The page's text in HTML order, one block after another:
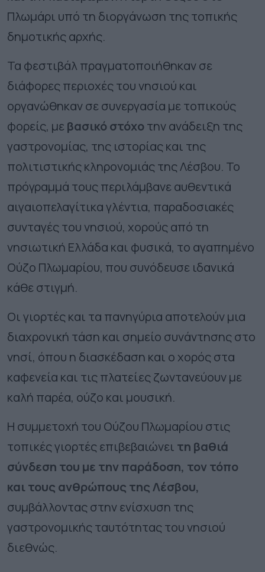
Πλωμάρι υπό τη διοργάνωση της τοπικής
δημοτικής αρχής.
Τα φεστιβάλ πραγματοποιήθηκαν σε
διάφορες περιοχές του νησιού και
οργανώθηκαν σε συνεργασία με τοπικούς
φορείς, μεβασικό στόχοτην ανάδειξη της
γαστρονομίας, της ιστορίας και της
πολιτιστικής κληρονομιάς της Λέσβου. Το
πρόγραμμά τους περιλάμβανε αυθεντικά
αιγαιοπελαγίτικα γλέντια, παραδοσιακές
συνταγές του νησιού, χορούς από τη
νησιωτική Ελλάδα και φυσικά, το αγαπημένο
Ούζο Πλωμαρίου, που συνόδευσε ιδανικά
κάθε στιγμή.
Οι γιορτές και τα πανηγύρια αποτελούν μια
διαχρονική τάση και σημείο συνάντησης στο
νησί, όπου η διασκέδαση και ο χορός στα
καφενεία και τις πλατείες ζωντανεύουν με
καλή παρέα, ούζο και μουσική.
Η συμμετοχή του Ούζου Πλωμαρίου στις
τοπικές γιορτές επιβεβαιώνει τη βαθιά
σύνδεση του με την παράδοση, τον τόπο
και τους ανθρώπους της Λέσβου,
συμβάλλοντας στην ενίσχυση της
γαστρονομικής ταυτότητας του νησιού
διεθνώς.